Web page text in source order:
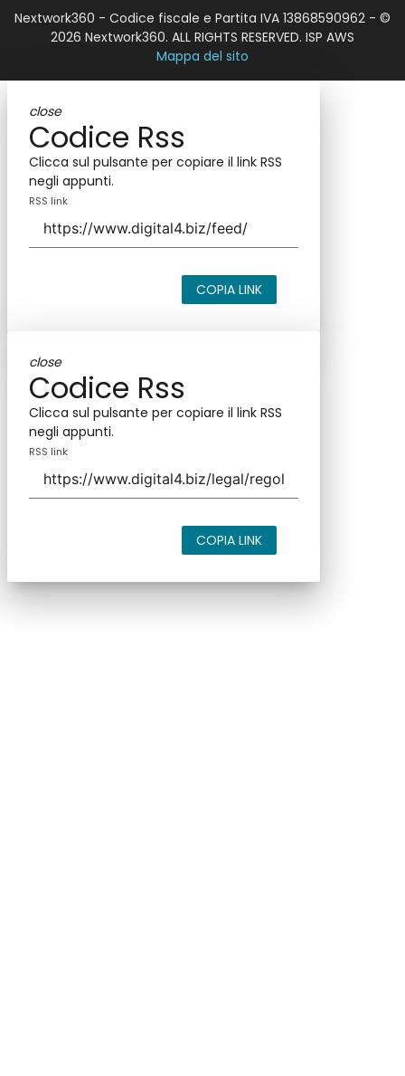
Nextwork360 - Codice fiscale e Partita IVA 13868590962 - ©
2026 Nextwork360. ALL RIGHTS RESERVED. ISP AWS
Mappa del sito
close
Codice Rss
Clicca sul pulsante per copiare il link RSS
negli appunti.
RSS link
COPIA LINK
close
Codice Rss
Clicca sul pulsante per copiare il link RSS
negli appunti.
RSS link
COPIA LINK